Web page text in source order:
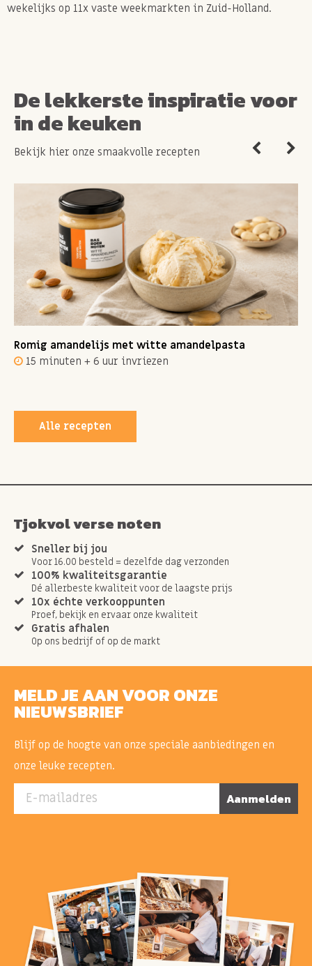
wekelijks op 11x vaste weekmarkten in Zuid-Holland.
De lekkerste inspiratie voor
in de keuken
Bekijk hier onze smaakvolle recepten
Romig amandelijs met witte amandelpasta
15 minuten + 6 uur invriezen
Alle recepten
Tjokvol verse noten
Sneller bij jou
Voor 16.00 besteld = dezelfde dag verzonden
100% kwaliteitsgarantie
Dé allerbeste kwaliteit voor de laagste prijs
10x échte verkooppunten
Proef, bekijk en ervaar onze kwaliteit
Gratis afhalen
Op ons bedrijf of op de markt
MELD JE AAN VOOR ONZE
NIEUWSBRIEF
Blijf op de hoogte van onze speciale aanbiedingen en
onze leuke recepten.
E-mailadres Aanmelden